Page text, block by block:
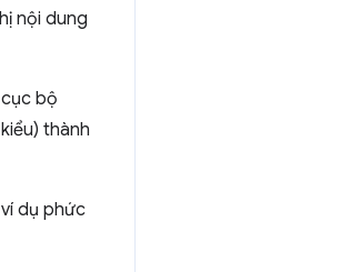
nội dung
bộ
thành
dụ phức